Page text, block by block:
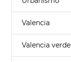
Valencia
Valencia verde